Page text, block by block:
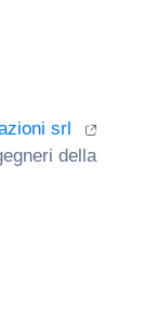
srl
della